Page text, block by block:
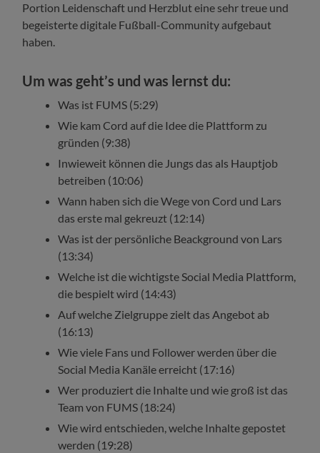
Portion Leidenschaft und Herzblut eine sehr treue und
begeisterte digitale Fußball-Community aufgebaut
haben.
Um was geht’s und was lernst du:
Was ist FUMS (5:29)
Wie kam Cord auf die Idee die Plattform zu
gründen (9:38)
Inwieweit können die Jungs das als Hauptjob
betreiben (10:06)
Wann haben sich die Wege von Cord und Lars
das erste mal gekreuzt (12:14)
Was ist der persönliche Beackground von Lars
(13:34)
Welche ist die wichtigste Social Media Plattform,
die bespielt wird (14:43)
Auf welche Zielgruppe zielt das Angebot ab
(16:13)
Wie viele Fans und Follower werden über die
Social Media Kanäle erreicht (17:16)
Wer produziert die Inhalte und wie groß ist das
Team von FUMS (18:24)
Wie wird entschieden, welche Inhalte gepostet
werden (19:28)